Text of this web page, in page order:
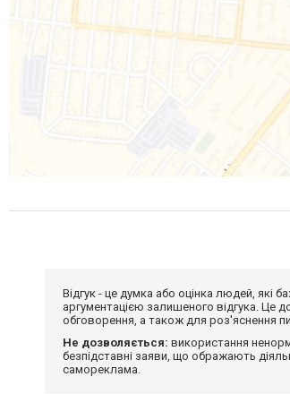
Відгук - це думка або оцінка людей,
аргументацією залишеного відгука. Це
обговорення, а також для роз'яснення
Не дозволяється: використання
безпідставні заяви, що ображають
самореклама.